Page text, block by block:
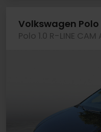
Volkswagen Polo